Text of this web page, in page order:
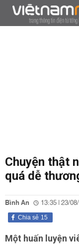
Chuyện thật
quá dễ
Bình An 13:35 | 23/
15
Chia sẻ
Một huấn luyện